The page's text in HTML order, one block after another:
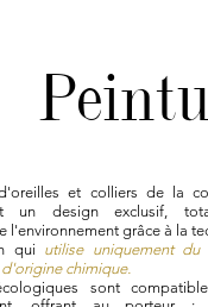
et colliers de la
un design exclusif,
l'environnement grâce à la
qui utilise uniquement du
chimique.
sont